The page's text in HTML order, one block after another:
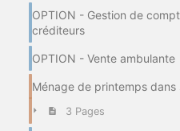
OPTION - Gestion de
créditeurs
OPTION - Vente ambulante
Ménage de printemps dans
3 Pages